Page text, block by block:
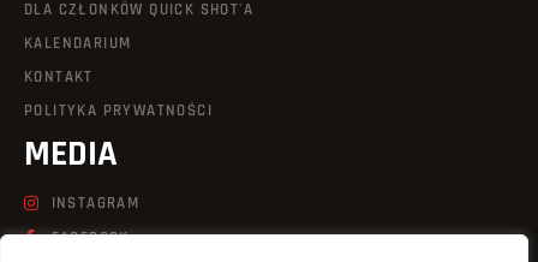
DLA CZŁONKÓW QUICK SHOT'A
KALENDARIUM
KONTAKT
POLITYKA PRYWATNOŚCI
MEDIA
INSTAGRAM
FACEBOOK